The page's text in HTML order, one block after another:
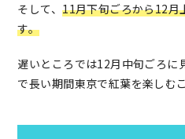
そして、11月下旬ごろから12月
す。
遅いところでは12月中旬ごろに
で長い期間東京で紅葉を楽しむ